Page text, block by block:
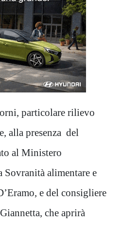
particolare rilievo
alla presenza del
al Ministero
Sovranità alimentare e
e del consigliere
che aprirà